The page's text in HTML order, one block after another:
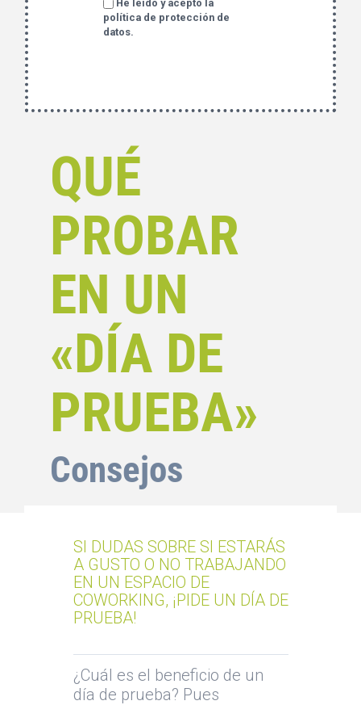
He leido y acepto la
política de protección de
datos.
QUÉ
PROBAR
EN UN
«DÍA DE
PRUEBA»
Consejos
SI DUDAS SOBRE SI ESTARÁS
A GUSTO O NO TRABAJANDO
EN UN ESPACIO DE
COWORKING, ¡PIDE UN DÍA DE
PRUEBA!
¿Cuál es el beneficio de un
día de prueba? Pues